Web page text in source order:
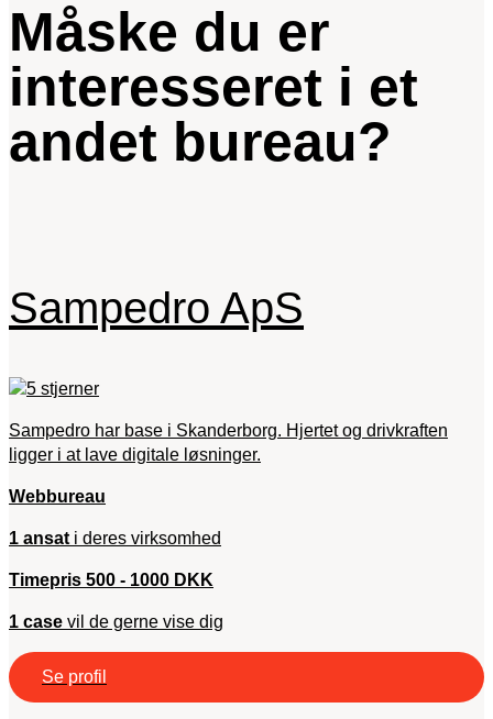
Måske du er
interesseret i et
andet bureau?
Sampedro ApS
Sampedro har base i Skanderborg. Hjertet og drivkraften
ligger i at lave digitale løsninger.
Webbureau
1 ansat i deres virksomhed
Timepris 500 - 1000 DKK
1 case vil de gerne vise dig
Se profil